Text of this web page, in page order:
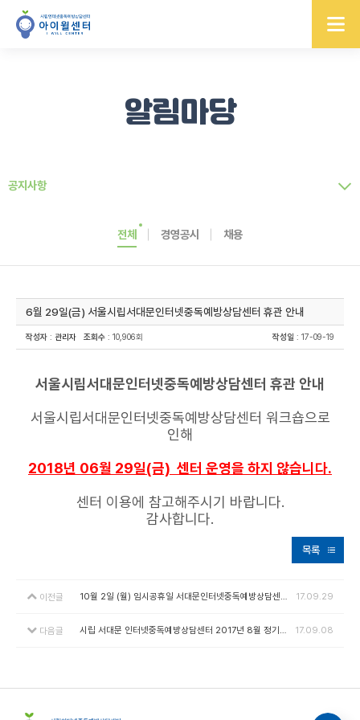
알림마당
공지사항
전체 경영공시 채용
6월 29일(금) 서울시립서대문인터넷중독예방상담센터 휴관 안내
작성자 : 관리자 조회수 : 10,906회 작성일 : 17-09-19
서울시립서대문인터넷중독예방상담센터 휴관 안내
서울시립서대문인터넷중독예방상담센터 워크숍으로
인해
2018년 06월 29일(금) 센터 운영을 하지 않습니다.
센터 이용에 참고해주시기 바랍니다.
감사합니다.
목록
이전글 10월 2일 (월) 임시공휴일 서대문인터넷중독예방상담센터 휴관 안내 17.09.29
다음글 시립 서대문 인터넷중독예방상담센터 2017년 8월 정기 시설안전점검 결과 공개 17.09.08